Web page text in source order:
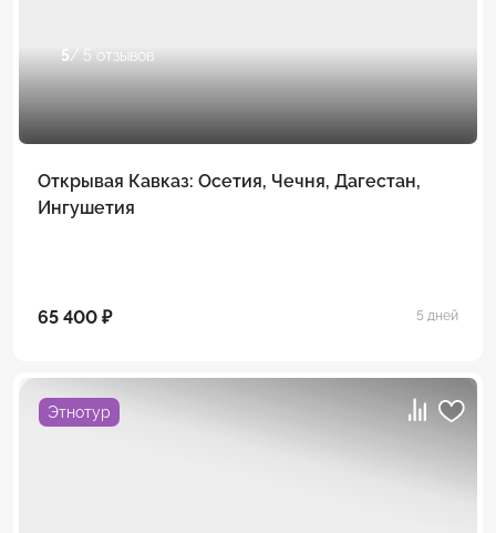
5/ 5 отзывов
Открывая Кавказ: Осетия, Чечня, Дагестан,
Ингушетия
65 400 ₽ 5 дней
Этнотур